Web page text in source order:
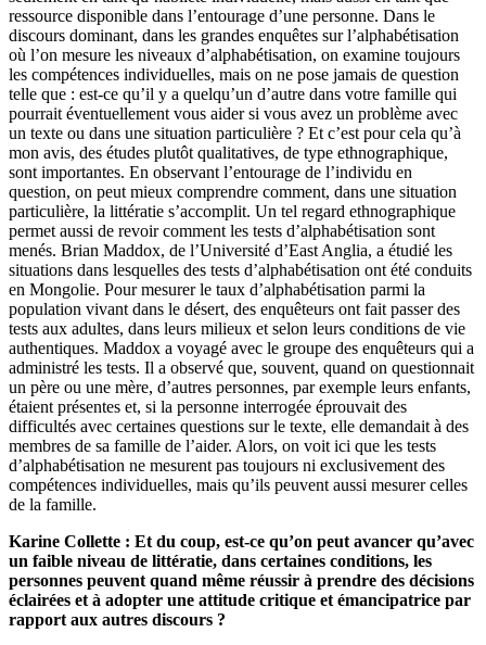
ressource disponible dans l’entourage d’une personne. Dans le
discours dominant, dans les grandes enquêtes sur l’alphabétisation
où l’on mesure les niveaux d’alphabétisation, on examine toujours
les compétences individuelles, mais on ne pose jamais de question
telle que : est-ce qu’il y a quelqu’un d’autre dans votre famille qui
pourrait éventuellement vous aider si vous avez un problème avec
un texte ou dans une situation particulière ? Et c’est pour cela qu’à
mon avis, des études plutôt qualitatives, de type ethnographique,
sont importantes. En observant l’entourage de l’individu en
question, on peut mieux comprendre comment, dans une situation
particulière, la littératie s’accomplit. Un tel regard ethnographique
permet aussi de revoir comment les tests d’alphabétisation sont
menés. Brian Maddox, de l’Université d’East Anglia, a étudié les
situations dans lesquelles des tests d’alphabétisation ont été conduits
en Mongolie. Pour mesurer le taux d’alphabétisation parmi la
population vivant dans le désert, des enquêteurs ont fait passer des
tests aux adultes, dans leurs milieux et selon leurs conditions de vie
authentiques. Maddox a voyagé avec le groupe des enquêteurs qui a
administré les tests. Il a observé que, souvent, quand on questionnait
un père ou une mère, d’autres personnes, par exemple leurs enfants,
étaient présentes et, si la personne interrogée éprouvait des
difficultés avec certaines questions sur le texte, elle demandait à des
membres de sa famille de l’aider. Alors, on voit ici que les tests
d’alphabétisation ne mesurent pas toujours ni exclusivement des
compétences individuelles, mais qu’ils peuvent aussi mesurer celles
de la famille.
Karine Collette : Et du coup, est-ce qu’on peut avancer qu’avec
un faible niveau de littératie, dans certaines conditions, les
personnes peuvent quand même réussir à prendre des décisions
éclairées et à adopter une attitude critique et émancipatrice par
rapport aux autres discours ?